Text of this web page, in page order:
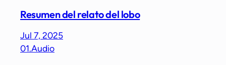
Resumen del relato del lobo
Jul 7, 2025
01.Audio